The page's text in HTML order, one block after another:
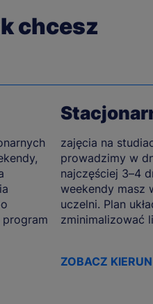
chcesz
program
zajęcia na
prowadzimy w
najczęściej 3–4
weekendy masz
uczelni. Plan
zminimalizować
ZOBACZ